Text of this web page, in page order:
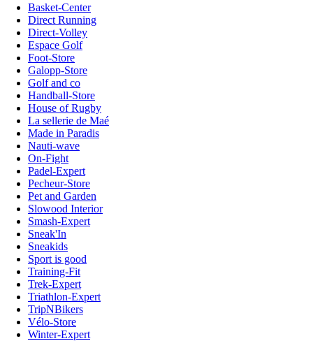
Basket-Center
Direct Running
Direct-Volley
Espace Golf
Foot-Store
Galopp-Store
Golf and co
Handball-Store
House of Rugby
La sellerie de Maé
Made in Paradis
Nauti-wave
On-Fight
Padel-Expert
Pecheur-Store
Pet and Garden
Slowood Interior
Smash-Expert
Sneak'In
Sneakids
Sport is good
Training-Fit
Trek-Expert
Triathlon-Expert
TripNBikers
Vélo-Store
Winter-Expert